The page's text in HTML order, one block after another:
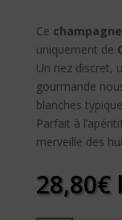
Ce champagne
uniquement de
Un nez discret,
gourmande
blanches
Parfait à
merveille des
28,80€